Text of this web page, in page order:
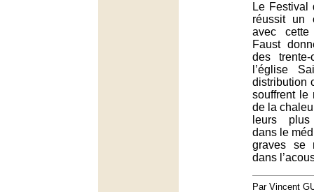
Le Festival
réussit un
avec
Faust
des
l’église
distribution
souffrent le
de la
leurs
dans le
graves se
dans
Par Vincent